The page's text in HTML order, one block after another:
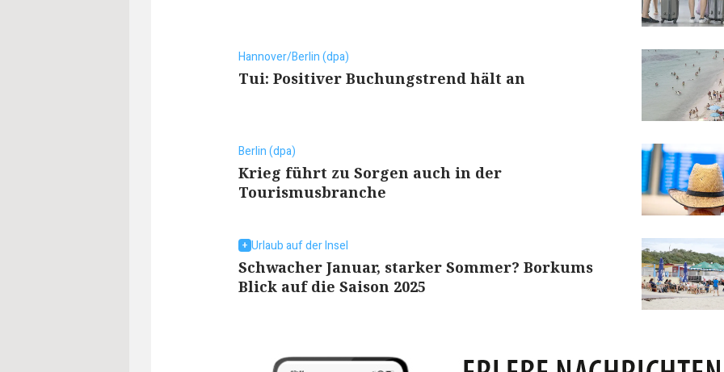
Hannover/Berlin (dpa)
Tui: Positiver Buchungstrend hält an
Berlin (dpa)
Krieg führt zu Sorgen auch in der
Tourismusbranche
Urlaub auf der Insel
Schwacher Januar, starker Sommer? Borkums
Blick auf die Saison 2025